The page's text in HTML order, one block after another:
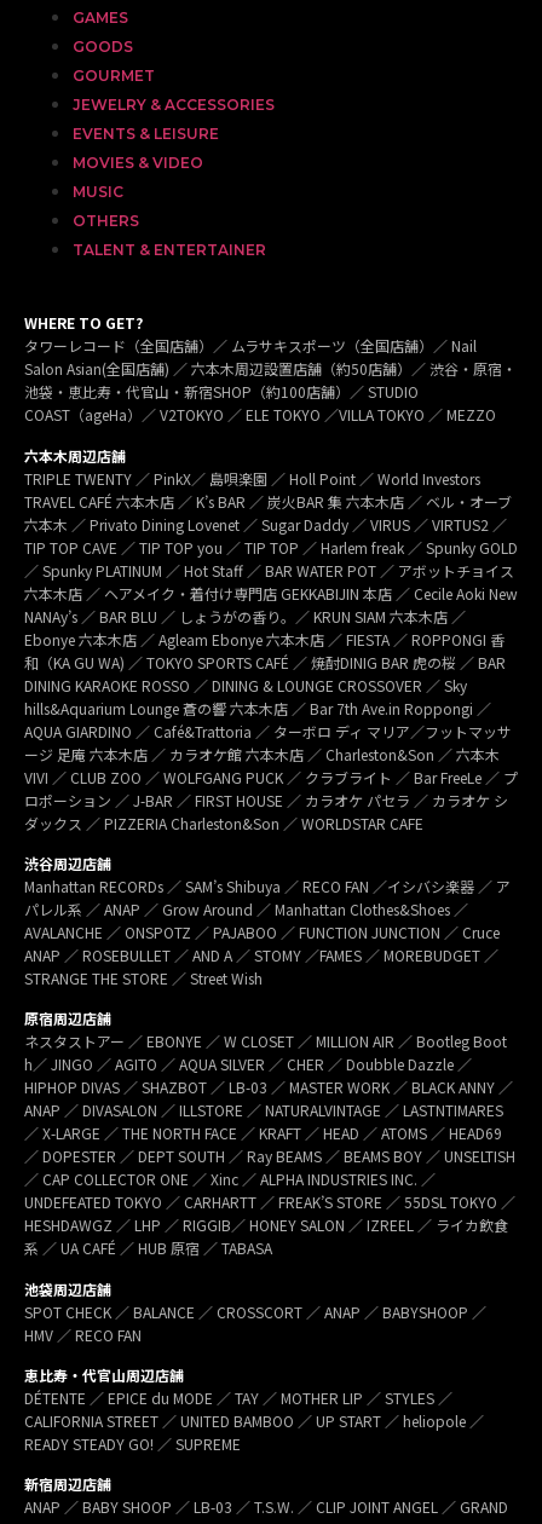
GAMES
GOODS
GOURMET
JEWELRY & ACCESSORIES
EVENTS & LEISURE
MOVIES & VIDEO
MUSIC
OTHERS
TALENT & ENTERTAINER
WHERE TO GET?
タワーレコード（全国店舗）／ ムラサキスポーツ（全国店舗）／ Nail
Salon Asian(全国店舗) ／ 六本木周辺設置店舗（約50店舗）／ 渋谷・原宿・
池袋・恵比寿・代官山・新宿SHOP（約100店舗）／ STUDIO
COAST（ageHa）／ V2TOKYO ／ ELE TOKYO ／VILLA TOKYO ／ MEZZO
六本木周辺店舗
TRIPLE TWENTY ／ PinkX／ 島唄楽園 ／ Holl Point ／ World Investors
TRAVEL CAFÉ 六本木店 ／ K’s BAR ／ 炭火BAR 集 六本木店 ／ ベル・オーブ
六本木 ／ Privato Dining Lovenet ／ Sugar Daddy ／ VIRUS ／ VIRTUS2 ／
TIP TOP CAVE ／ TIP TOP you ／ TIP TOP ／ Harlem freak ／ Spunky GOLD
／ Spunky PLATINUM ／ Hot Staff ／ BAR WATER POT ／ アボットチョイス
六本木店 ／ ヘアメイク・着付け専門店 GEKKABIJIN 本店 ／ Cecile Aoki New
NANAy’s ／ BAR BLU ／ しょうがの香り。／ KRUN SIAM 六本木店 ／
Ebonye 六本木店 ／ Agleam Ebonye 六本木店 ／ FIESTA ／ ROPPONGI 香
和（KA GU WA) ／ TOKYO SPORTS CAFÉ ／ 焼酎DINIG BAR 虎の桜 ／ BAR
DINING KARAOKE ROSSO ／ DINING & LOUNGE CROSSOVER ／ Sky
hills&Aquarium Lounge 蒼の響 六本木店 ／ Bar 7th Ave.in Roppongi ／
AQUA GIARDINO ／ Café&Trattoria ／ ターボロ ディ マリア／フットマッサ
ージ 足庵 六本木店 ／ カラオケ館 六本木店 ／ Charleston&Son ／ 六本木
VIVI ／ CLUB ZOO ／ WOLFGANG PUCK ／ クラブライト ／ Bar FreeLe ／ プ
ロポーション ／ J-BAR ／ FIRST HOUSE ／ カラオケ パセラ ／ カラオケ シ
ダックス ／ PIZZERIA Charleston&Son ／ WORLDSTAR CAFE
渋谷周辺店舗
Manhattan RECORDs ／ SAM’s Shibuya ／ RECO FAN ／イシバシ楽器 ／ ア
パレル系 ／ ANAP ／ Grow Around ／ Manhattan Clothes&Shoes ／
AVALANCHE ／ ONSPOTZ ／ PAJABOO ／ FUNCTION JUNCTION ／ Cruce
ANAP ／ ROSEBULLET ／ AND A ／ STOMY ／FAMES ／ MOREBUDGET ／
STRANGE THE STORE ／ Street Wish
原宿周辺店舗
ネスタストアー ／ EBONYE ／ W CLOSET ／ MILLION AIR ／ Bootleg Boot
h／ JINGO ／ AGITO ／ AQUA SILVER ／ CHER ／ Doubble Dazzle ／
HIPHOP DIVAS ／ SHAZBOT ／ LB-03 ／ MASTER WORK ／ BLACK ANNY ／
ANAP ／ DIVASALON ／ ILLSTORE ／ NATURALVINTAGE ／ LASTNTIMARES
／ X-LARGE ／ THE NORTH FACE ／ KRAFT ／ HEAD ／ ATOMS ／ HEAD69
／ DOPESTER ／ DEPT SOUTH ／ Ray BEAMS ／ BEAMS BOY ／ UNSELTISH
／ CAP COLLECTOR ONE ／ Xinc ／ ALPHA INDUSTRIES INC. ／
UNDEFEATED TOKYO ／ CARHARTT ／ FREAK’S STORE ／ 55DSL TOKYO ／
HESHDAWGZ ／ LHP ／ RIGGIB／ HONEY SALON ／ IZREEL ／ ライカ飲食
系 ／ UA CAFÉ ／ HUB 原宿 ／ TABASA
池袋周辺店舗
SPOT CHECK ／ BALANCE ／ CROSSCORT ／ ANAP ／ BABYSHOOP ／
HMV ／ RECO FAN
恵比寿・代官山周辺店舗
DÉTENTE ／ EPICE du MODE ／ TAY ／ MOTHER LIP ／ STYLES ／
CALIFORNIA STREET ／ UNITED BAMBOO ／ UP START ／ heliopole ／
READY STEADY GO! ／ SUPREME
新宿周辺店舗
ANAP ／ BABY SHOOP ／ LB-03 ／ T.S.W. ／ CLIP JOINT ANGEL ／ GRAND